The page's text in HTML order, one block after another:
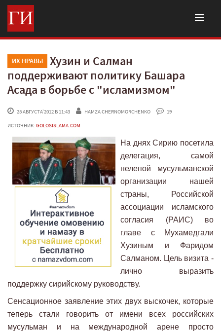
ИХ НРАВЫ
Хузин и Салман
поддерживают политику Башара
Асада в борьбе с "исламизмом"
25 АВГУСТА'2012 В 11:43 HAMZA CHERNOMORCHENKO
19
ИСТОЧНИК: GOLOSISLAMA.COM
На днях Сирию посетила
делегация, самой
нелепой мусульманской
организации нашей
страны, Российской
ассоциации исламского
согласия (РАИС) во
главе с Мухамедгали
Хузиным и Фаридом
Салманом. Цель визита -
лично выразить
поддержку сирийскому руководству.
Сенсационное заявление этих двух выскочек, которые
теперь стали говорить от имени всех российских
мусульман и на международной арене просто